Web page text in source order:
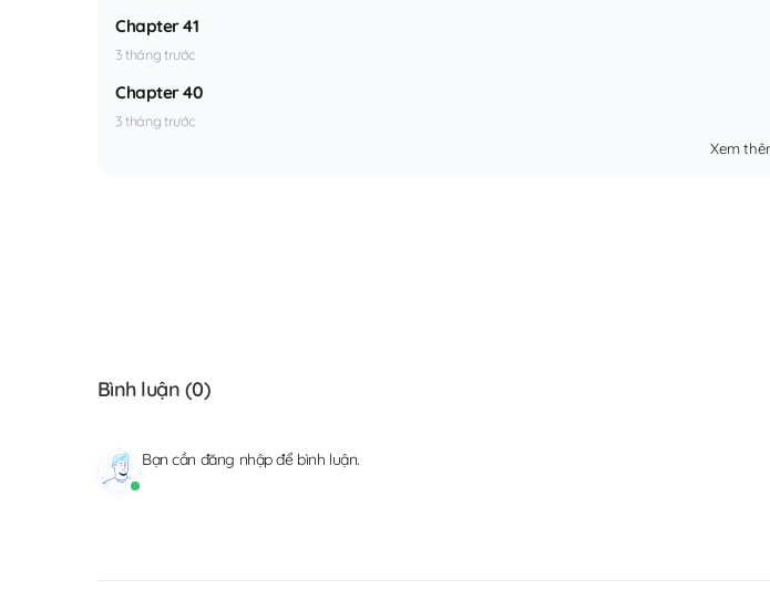
Chapter 41
3 tháng trước
Chapter 40
3 tháng trước
Xem
Bình luận (0)
Bạn cần đăng nhậpđể bình luận.